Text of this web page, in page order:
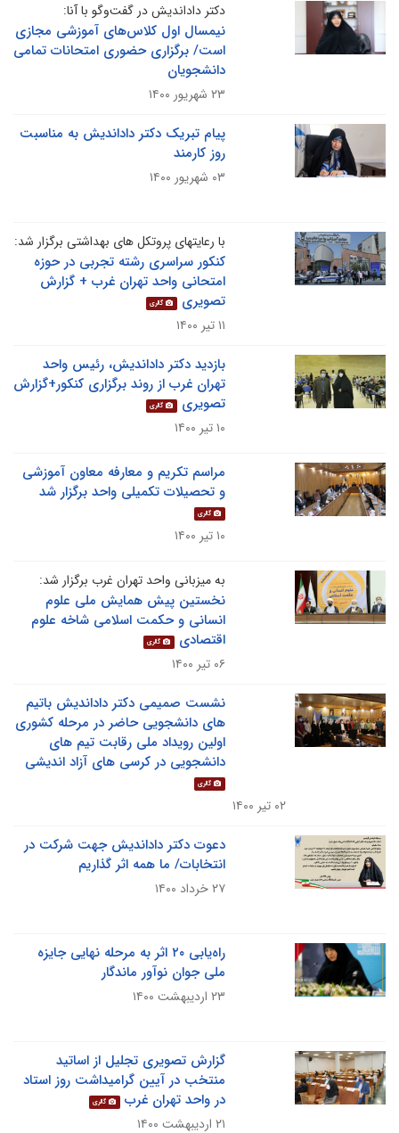
دکتر داداندیش در گفت‌وگو با آنا:
نیمسال اول کلاس‌های آموزشی مجازی
است/ برگزاری حضوری امتحانات تمامی
دانشجویان
پیام تبریک دکتر داداندیش به مناسبت
روز کارمند
با رعایتهای پروتکل های بهداشتی برگزار شد:
کنکور سراسری رشته تجربی در حوزه
امتحانی واحد تهران غرب + گزارش
تصویری
گالری
بازدید دکتر داداندیش، رئیس واحد
تهران غرب از روند برگزاری کنکور+گزارش
تصویری
گالری
مراسم تکریم و معارفه معاون آموزشی
و تحصیلات تکمیلی واحد برگزار شد
گالری
به میزبانی واحد تهران غرب برگزار شد:
نخستین پیش همایش ملی علوم
انسانی و حکمت اسلامی شاخه علوم
اقتصادی
گالری
نشست صمیمی دکتر داداندیش باتیم
های دانشجویی حاضر در مرحله کشوری
اولین رویداد ملی رقابت تیم های
دانشجویی در کرسی های آزاد اندیشی
گالری
دعوت دکتر داداندیش جهت شرکت در
انتخابات/ ما همه اثر گذاریم
راه‌یابی ۲۰ اثر به مرحله نهایی جایزه
ملی جوان نوآور ماندگار
گزارش تصویری تجلیل از اساتید
منتخب در آیین گرامیداشت روز استاد
در واحد تهران غرب
گالری